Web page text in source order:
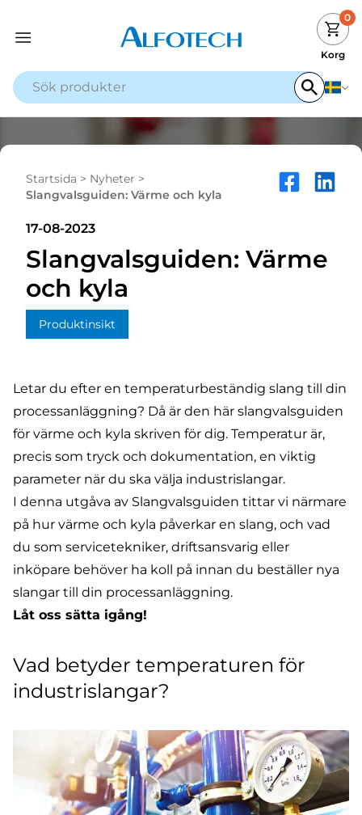
0
Korg
Startsida > Nyheter >
Slangvalsguiden: Värme och kyla
17-08-2023
Slangvalsguiden: Värme
och kyla
Produktinsikt
Letar du efter en temperaturbeständig slang till din
processanläggning? Då är den här slangvalsguiden
för värme och kyla skriven för dig. Temperatur är,
precis som tryck och dokumentation, en viktig
parameter när du ska välja industrislangar.
I denna utgåva av Slangvalsguiden tittar vi närmare
på hur värme och kyla påverkar en slang, och vad
du som servicetekniker, driftsansvarig eller
inköpare behöver ha koll på innan du beställer nya
slangar till din processanläggning.
Låt oss sätta igång!
Vad betyder temperaturen för
industrislangar?